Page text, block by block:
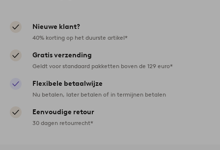
Nieuwe klant?
40% korting op het duurste artikel*
Gratis verzending
Geldt voor standaard pakketten boven de 129 euro*
Flexibele betaalwijze
Nu betalen, later betalen of in termijnen betalen
Eenvoudige retour
30 dagen retourrecht*